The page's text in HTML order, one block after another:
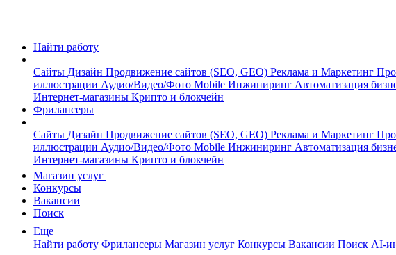
Найти работу
Сайты Дизайн Продвижение сайтов (SEO, GEO) Реклама и Маркетинг
иллюстрации Аудио/Видео/Фото Mobile Инжиниринг Автоматизация
Интернет-магазины Крипто и блокчейн
Фрилансеры
Сайты Дизайн Продвижение сайтов (SEO, GEO) Реклама и Маркетинг
иллюстрации Аудио/Видео/Фото Mobile Инжиниринг Автоматизация
Интернет-магазины Крипто и блокчейн
Магазин услуг
Конкурсы
Вакансии
Поиск
Еще
Найти работу Фрилансеры Магазин услуг Конкурсы Вакансии Поиск AI-